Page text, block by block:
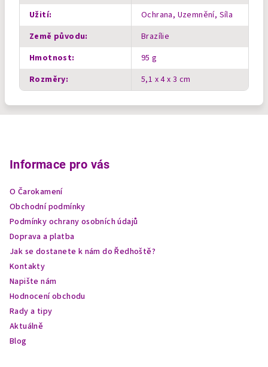
Užití:
Ochrana, Uzemnění, Síla
Země původu:
Brazílie
Hmotnost:
95 g
Rozměry: 5,1 x 4 x 3 cm
Informace pro vás
O Čarokamení
Obchodní podmínky
Podmínky ochrany osobních údajů
Doprava a platba
Jak se dostanete k nám do Ředhoště?
Kontakty
Napište nám
Hodnocení obchodu
Rady a tipy
Aktuálně
Blog